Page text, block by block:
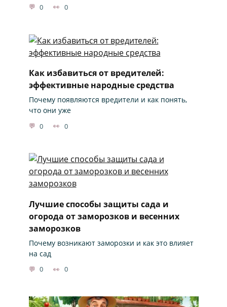
0 0
Как избавиться от вредителей:
эффективные народные средства
Почему появляются вредители и как понять,
что они уже
0 0
Лучшие способы защиты сада и
огорода от заморозков и весенних
заморозков
Почему возникают заморозки и как это влияет
на сад
0 0